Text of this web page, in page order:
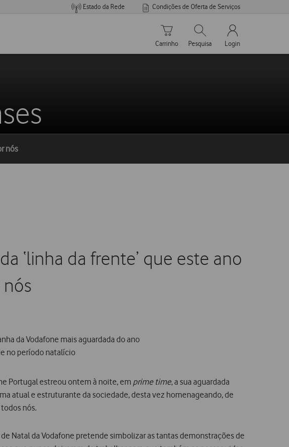
Estado da Rede Condições de Oferta de Serviços
Carrinho de compras
Carrinho
Pesquisar
Pesquisa
My Vodafone
Login
nós
‘linha da frente’ que este ano
da Vodafone mais aguardada do ano
no período natalício
Portugal estreou ontem à noite, em prime time, a sua aguardada
atual e estruturante da sociedade, desta vez homenageando, de
nós.
Natal da Vodafone pretende simbolizar as tantas demonstrações de